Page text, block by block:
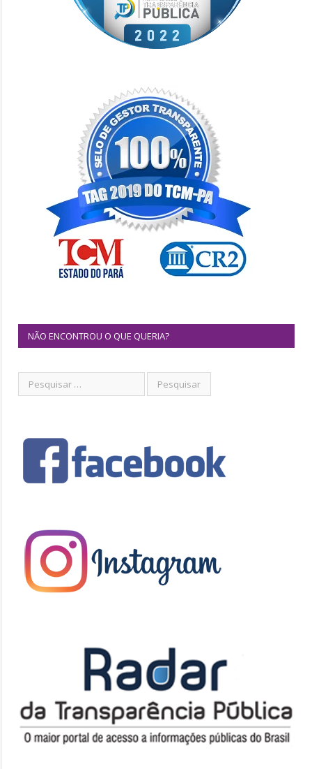
NÃO ENCONTROU O QUE QUERIA?